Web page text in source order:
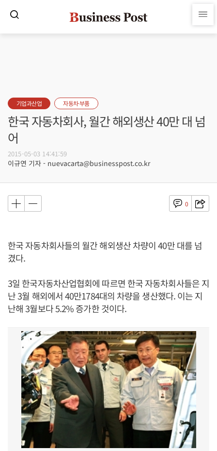
기업과산업 자동차·부품
한국 자동차회사, 월간 해외생산 40만 대 넘
어
2015-05-03 14:41:59
이규연 기자 - nuevacarta@businesspost.co.kr
0
한국 자동차회사들의 월간 해외생산 차량이 40만 대를 넘
겼다.
3일 한국자동차산업협회에 따르면 한국 자동차회사들은 지
난 3월 해외에서 40만1784대의 차량을 생산했다. 이는 지
난해 3월보다 5.2% 증가한 것이다.